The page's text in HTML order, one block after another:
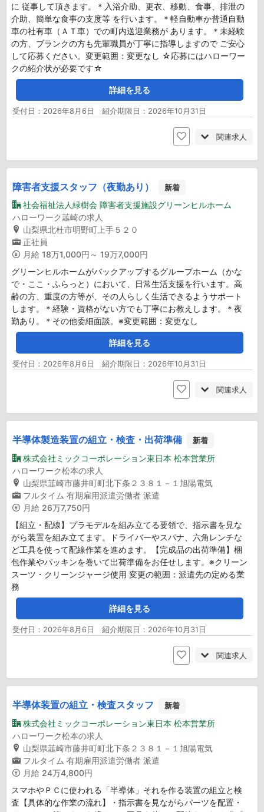
に 従事して頂きます。＊入浴介助、更衣、移動、食事、排泄の
介助、簡単な食事の支度等 を行います。＊軽自動車か普通自動
車の社有車（ＡＴ車）での町内送迎業務が あります。＊未経験
の方、ブランクの方も先輩職員が丁寧に指導しますので ご安心
して応募ください。変更範囲：変更なし ☆応募にはハローワー
クの紹介状が必要です☆
詳細を見る
受付日：2026年8月6日 紹介期限日：2026年10月31日
関連求人
障害者支援スタッフ（夜勤あり） 新着
社会福祉法人緑樹会 障害者支援施設グリーンヒルホーム
ハローワーク韮崎の求人
山梨県北杜市明野町上手５２０
正社員
月給 18万1,000円～ 19万7,000円
グリーンヒルホームがバックアップするグループホーム（かな
で・ここ・ふらっと）において、日常生活支援を行います。高
齢の方、重度の方等が、その人らしく生活できるようサポート
します。＊経験・資格がない方でも丁寧にお教えします。＊夜
勤あり。＊その他委細面談。※変更範囲：変更なし
詳細を見る
受付日：2026年8月6日 紹介期限日：2026年10月31日
関連求人
半導体製造装置の組立・検査・出荷準備 新着
株式会社ミックコーポレーション東日本 松本営業所
ハローワーク松本の求人
山梨県韮崎市藤井町町北下条２３８１－１旭陽電気
フルタイム 有期雇用派遣労働者 派遣
月給 26万7,750円
【組立・配線】プラモデルを組み立てる要領で、指示書を見な
がら装置を組み立てます。ドライバーやスパナ、六角レンチな
ど工具を使って配線作業を進めます。【完成品の出荷準備】梱
包作業やパッキンを巻いて出荷準備をお任せします。※クリーン
スーツ・クリーンジャージ使用 変更の範囲：派遣先の定める業
務
詳細を見る
受付日：2026年8月6日 紹介期限日：2026年10月31日
関連求人
半導体装置の組立・検査スタッフ 新着
株式会社ミックコーポレーション東日本 松本営業所
ハローワーク松本の求人
山梨県韮崎市藤井町町北下条２３８１－１旭陽電気
フルタイム 有期雇用派遣労働者 派遣
月給 24万4,800円
スマホやＰＣに使われる「半導体」それを作る装置の組立と検
査【具体的な作業の流れ】・指示書を見ながらパーツを配置・